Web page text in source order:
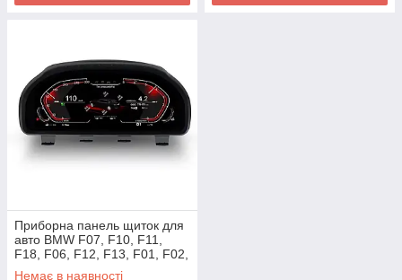
Приборна панель щиток для
авто BMW F07, F10, F11,
F18, F06, F12, F13, F01, F02,
F03, F25, F26, F15, F16
Немає в наявності